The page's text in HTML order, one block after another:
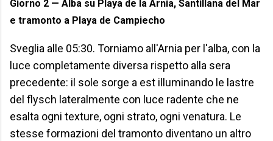
Giorno 2 — Alba su Playa de la Arnia, Santillana del Mar
e tramonto a Playa de Campiecho
Sveglia alle 05:30. Torniamo all'Arnia per l'alba, con la
luce completamente diversa rispetto alla sera
precedente: il sole sorge a est illuminando le lastre
del flysch lateralmente con luce radente che ne
esalta ogni texture, ogni strato, ogni venatura. Le
stesse formazioni del tramonto diventano un altro